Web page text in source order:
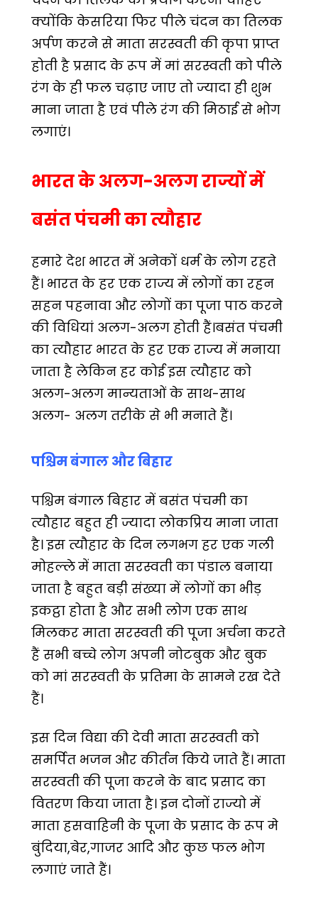
क्योंकि केसरिया फिर पीले चंदन का तिलक
अर्पण करने से माता सरस्वती की कृपा प्राप्त
होती है प्रसाद के रूप में मां सरस्वती को पीले
रंग के ही फल चढ़ाए जाए तो ज्यादा ही शुभ
माना जाता है एवं पीले रंग की मिठाई से भोग
लगाएं।
भारत के अलग-अलग राज्यों में
बसंत पंचमी का त्यौहार
हमारे देश भारत में अनेकों धर्म के लोग रहते
हैं। भारत के हर एक राज्य में लोगों का रहन
सहन पहनावा और लोगों का पूजा पाठ करने
की विधियां अलग-अलग होती हैं।बसंत पंचमी
का त्यौहार भारत के हर एक राज्य में मनाया
जाता है लेकिन हर कोई इस त्यौहार को
अलग-अलग मान्यताओं के साथ-साथ
अलग- अलग तरीके से भी मनाते हैं।
पश्चिम बंगाल और बिहार
पश्चिम बंगाल बिहार में बसंत पंचमी का
त्यौहार बहुत ही ज्यादा लोकप्रिय माना जाता
है। इस त्यौहार के दिन लगभग हर एक गली
मोहल्ले में माता सरस्वती का पंडाल बनाया
जाता है बहुत बड़ी संख्या में लोगों का भीड़
इकट्ठा होता है और सभी लोग एक साथ
मिलकर माता सरस्वती की पूजा अर्चना करते
हैं सभी बच्चे लोग अपनी नोटबुक और बुक
को मां सरस्वती के प्रतिमा के सामने रख देते
हैं।
इस दिन विद्या की देवी माता सरस्वती को
समर्पित भजन और कीर्तन किये जाते हैं। माता
सरस्वती की पूजा करने के बाद प्रसाद का
वितरण किया जाता है। इन दोनों राज्यो में
माता हसवाहिनी के पूजा के प्रसाद के रूप मे
बुंदिया,बेर,गाजर आदि और कुछ फल भोग
लगाएं जाते हैं।